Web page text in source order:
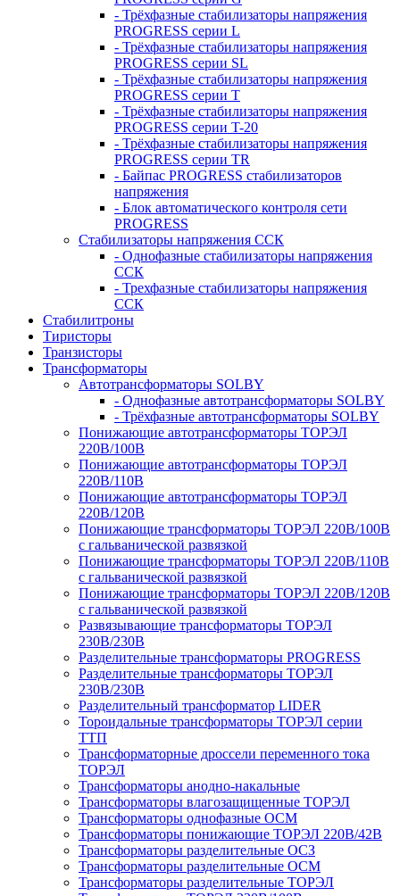
- Трёхфазные стабилизаторы напряжения
PROGRESS серии L
- Трёхфазные стабилизаторы напряжения
PROGRESS серии SL
- Трёхфазные стабилизаторы напряжения
PROGRESS серии T
- Трёхфазные стабилизаторы напряжения
PROGRESS серии T-20
- Трёхфазные стабилизаторы напряжения
PROGRESS серии TR
- Байпас PROGRESS стабилизаторов
напряжения
- Блок автоматического контроля сети
PROGRESS
Стабилизаторы напряжения ССК
- Однофазные стабилизаторы напряжения
ССК
- Трехфазные стабилизаторы напряжения
ССК
Стабилитроны
Тиристоры
Транзисторы
Трансформаторы
Автотрансформаторы SOLBY
- Однофазные автотрансформаторы SOLBY
- Трёхфазные автотрансформаторы SOLBY
Понижающие автотрансформаторы ТОРЭЛ
220В/100В
Понижающие автотрансформаторы ТОРЭЛ
220В/110В
Понижающие автотрансформаторы ТОРЭЛ
220В/120В
Понижающие трансформаторы ТОРЭЛ 220В/100В
с гальванической развязкой
Понижающие трансформаторы ТОРЭЛ 220В/110В
с гальванической развязкой
Понижающие трансформаторы ТОРЭЛ 220В/120В
с гальванической развязкой
Развязывающие трансформаторы ТОРЭЛ
230В/230В
Разделительные трансформаторы PROGRESS
Разделительные трансформаторы ТОРЭЛ
230В/230В
Разделительный трансформатор LIDER
Тороидальные трансформаторы ТОРЭЛ серии
ТТП
Трансформаторные дроссели переменного тока
ТОРЭЛ
Трансформаторы анодно-накальные
Трансформаторы влагозащищенные ТОРЭЛ
Трансформаторы однофазные ОСМ
Трансформаторы понижающие ТОРЭЛ 220В/42В
Трансформаторы разделительные ОСЗ
Трансформаторы разделительные ОСМ
Трансформаторы разделительные ТОРЭЛ